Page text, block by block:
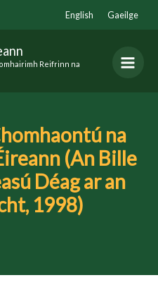
English Gaeilge
Reifrinn na
na
(An Bille
Déag ar an
1998)